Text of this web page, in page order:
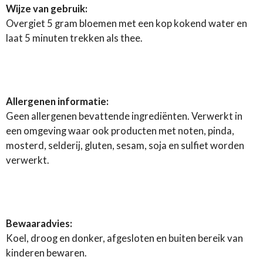
Wijze van gebruik:
Overgiet 5 gram bloemen met een kop kokend water en
laat 5 minuten trekken als thee.
Allergenen informatie:
Geen allergenen bevattende ingrediënten. Verwerkt in
een omgeving waar ook producten met noten, pinda,
mosterd, selderij, gluten, sesam, soja en sulfiet worden
verwerkt.
Bewaaradvies:
Koel, droog en donker, afgesloten en buiten bereik van
kinderen bewaren.